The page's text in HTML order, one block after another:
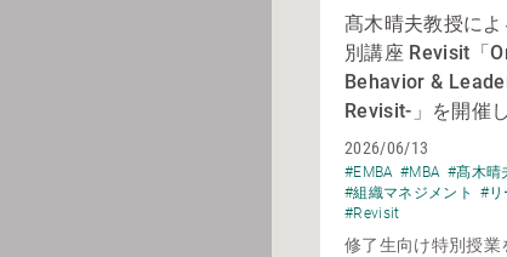
髙木晴夫教授に
別講座 Revisit「
Behavior &
Revisit-」を開催
2026/06/13
#EMBA #MBA #髙木晴
#組織マネジメント
#リ
#Revisit
修了生向け特別授業